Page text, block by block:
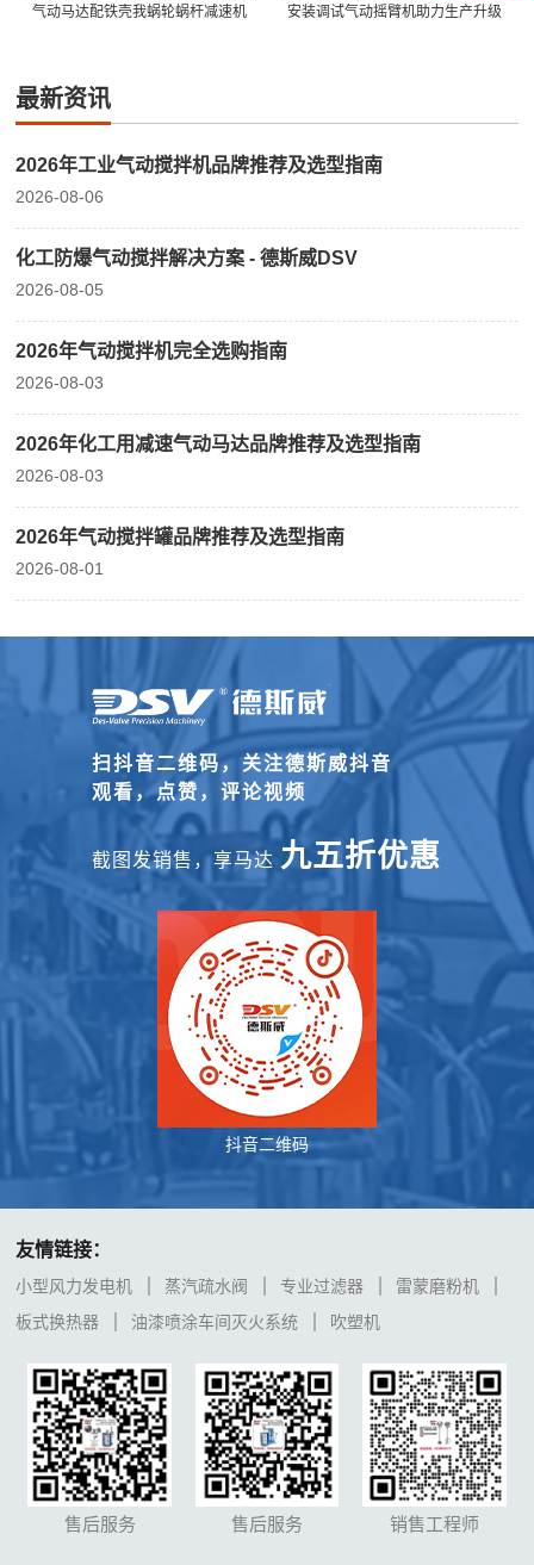
气动马达配铁壳我蜗轮蜗杆减速机
安装调试气动摇臂机助力生产升级
最新资讯
2026年工业气动搅拌机品牌推荐及选型指南
2026-08-06
化工防爆气动搅拌解决方案 - 德斯威DSV
2026-08-05
2026年气动搅拌机完全选购指南
2026-08-03
2026年化工用减速气动马达品牌推荐及选型指南
2026-08-03
2026年气动搅拌罐品牌推荐及选型指南
2026-08-01
扫抖音二维码，关注德斯威抖音
观看，点赞，评论视频
截图发销售，享马达 九五折优惠
抖音二维码
友情链接：
小型风力发电机 蒸汽疏水阀 专业过滤器
雷蒙磨粉机
板式换热器
油漆喷涂车间灭火系统 吹塑机
售后服务 售后服务 销售工程师